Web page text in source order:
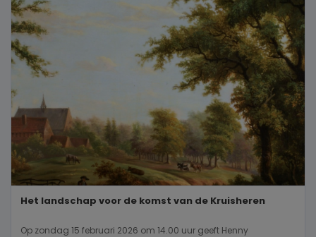
Het landschap voor de komst van de Kruisheren
Op zondag 15 februari 2026 om 14.00 uur geeft Henny